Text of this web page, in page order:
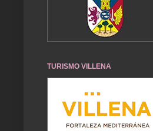
TURISMO VILLENA